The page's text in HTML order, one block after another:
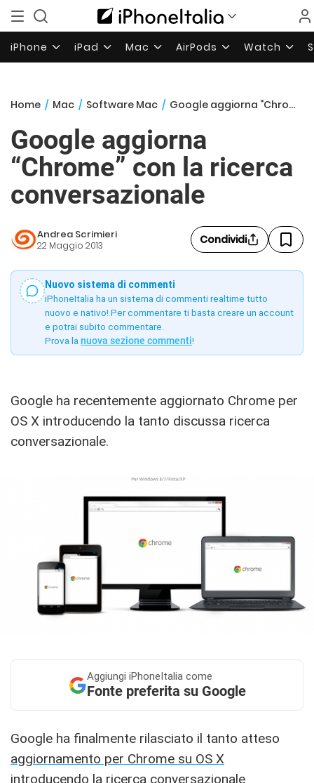
iPhone iPad Mac AirPods Watch
Home / Mac / Software Mac / Google aggiorna “Chrome” con la ricerca conversazionale
Google aggiorna
“Chrome” con la ricerca
conversazionale
Andrea Scrimieri
22 Maggio 2013 Condividi
Nuovo sistema di commenti
iPhoneItalia ha un sistema di commenti realtime tutto
nuovo e nativo! Per commentare ti basta creare un account
e potrai subito commentare.
Prova la nuova sezione commenti!
Google ha recentemente aggiornato Chrome per
OS X introducendo la tanto discussa ricerca
conversazionale.
Aggiungi iPhoneItalia come
Fonte preferita su Google
Google ha finalmente rilasciato il tanto atteso
aggiornamento per Chrome su OS X
introducendo la ricerca conversazionale